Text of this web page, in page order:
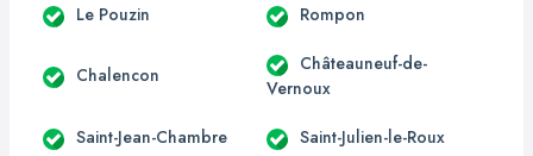
Le Pouzin Rompon
Chalencon
Châteauneuf-de-
Vernoux
Saint-Jean-Chambre Saint-Julien-le-Roux